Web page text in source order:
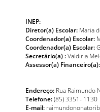
INEP:
Diretor(a) Escolar: Maria
Coordenador(a) Escolar:
Coordenador(a) Escolar:
Secretário(a) :Valdiria
Assessor(a) Financeiro(a):
Endereço: Rua Raimundo
Telefone:(85) 3351- 1130
E-mail: